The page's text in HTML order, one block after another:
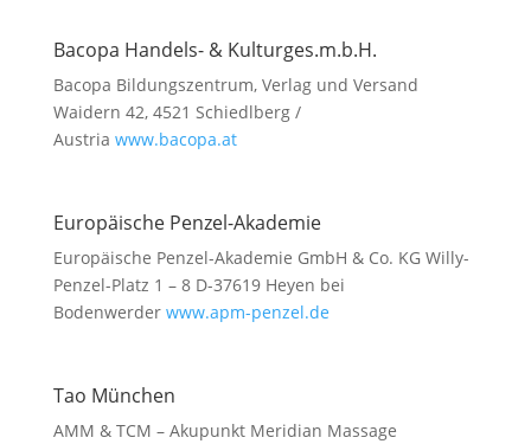
Bacopa Handels- & Kulturges.m.b.H.
Bacopa Bildungszentrum, Verlag und Versand
Waidern 42, 4521 Schiedlberg /
Austria www.bacopa.at
Europäische Penzel-Akademie
Europäische Penzel-Akademie GmbH & Co. KG Willy-
Penzel-Platz 1 – 8 D-37619 Heyen bei
Bodenwerderwww.apm-penzel.de
Tao München
AMM & TCM – Akupunkt Meridian Massage